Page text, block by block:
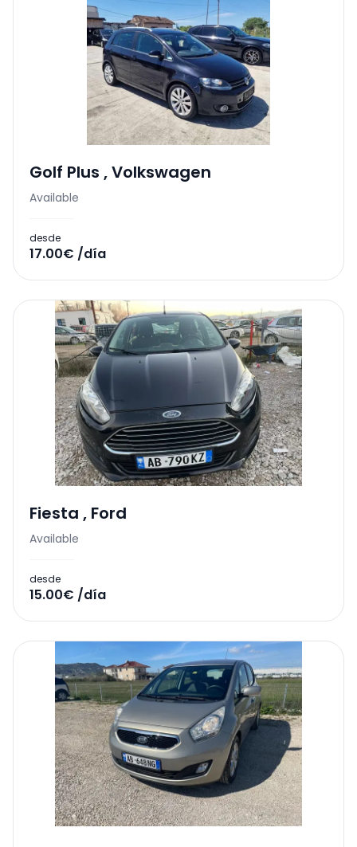
Golf Plus ,Volkswagen
Available
desde
17.00€ /día
Fiesta , Ford
Available
desde
15.00€ /día